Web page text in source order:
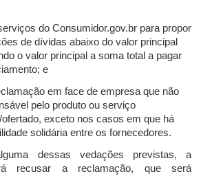
do Consumidor.gov.br para propor
de dívidas abaixo do valor principal
o valor principal a soma total a pagar
e
em face de empresa que não
pelo produto ou serviço
exceto nos casos em que há
solidária entre os fornecedores.
dessas vedações previstas, a
recusar a reclamação, que será